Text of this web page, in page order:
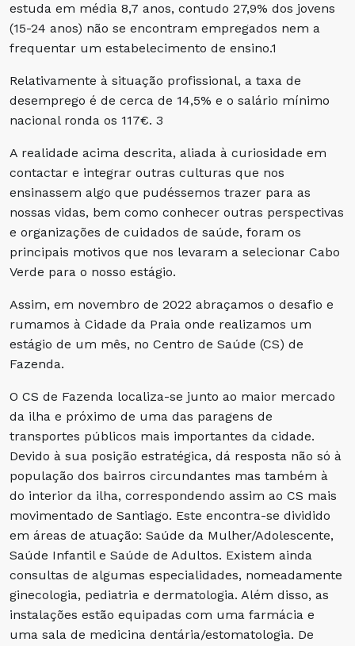
estuda em média 8,7 anos, contudo 27,9% dos jovens
(15-24 anos) não se encontram empregados nem a
frequentar um estabelecimento de ensino.1
Relativamente à situação profissional, a taxa de
desemprego é de cerca de 14,5% e o salário mínimo
nacional ronda os 117€. 3
A realidade acima descrita, aliada à curiosidade em
contactar e integrar outras culturas que nos
ensinassem algo que pudéssemos trazer para as
nossas vidas, bem como conhecer outras perspectivas
e organizações de cuidados de saúde, foram os
principais motivos que nos levaram a selecionar Cabo
Verde para o nosso estágio.
Assim, em novembro de 2022 abraçamos o desafio e
rumamos à Cidade da Praia onde realizamos um
estágio de um mês, no Centro de Saúde (CS) de
Fazenda.
O CS de Fazenda localiza-se junto ao maior mercado
da ilha e próximo de uma das paragens de
transportes públicos mais importantes da cidade.
Devido à sua posição estratégica, dá resposta não só à
população dos bairros circundantes mas também à
do interior da ilha, correspondendo assim ao CS mais
movimentado de Santiago. Este encontra-se dividido
em áreas de atuação: Saúde da Mulher/Adolescente,
Saúde Infantil e Saúde de Adultos. Existem ainda
consultas de algumas especialidades, nomeadamente
ginecologia, pediatria e dermatologia. Além disso, as
instalações estão equipadas com uma farmácia e
uma sala de medicina dentária/estomatologia. De